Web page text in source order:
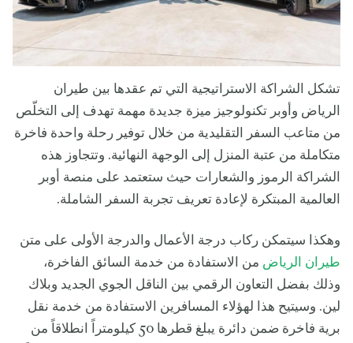
تشكل الشراكة الاستراتيجية التي تم عقدها بين طيران
الرياض وأوبر تكنولوجيز ميزة جديدة مهمة تهدف إلى التخلّص
من متاعب السفر التقليدية من خلال توفير رحلة واحدة فاخرة
متكاملة من عتبة المنزل إلى الوجهة النهائية. وتتجاوز هذه
الشراكة الرموز والشعارات حيث ستعتمد على منصة أوبر
العالمية المبتكرة لإعادة تعريف تجربة السفر الشاملة.
وهكذا سيتمكن ركاب درجة الأعمال والدرجة الأولى على متن
طيران الرياض من الاستفادة من خدمة السائق الفاخرة،
وذلك بفضل التعاون الرقمي بين الناقل الجوي الجديد وبلاك
لين. وسيتيح هذا لهؤلاء المسافرين الاستفادة من خدمة نقل
برية فاخرة ضمن دائرة يبلغ قطرها 50 كيلومتراً انطلاقاً من